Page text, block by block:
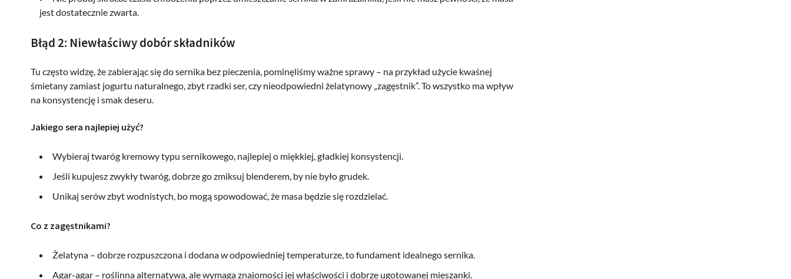
jest dostatecznie zwarta.
Błąd 2: Niewłaściwy dobór składników
Tu często widzę, że zabierając się do sernika bez pieczenia, pominęliśmy ważne sprawy – na przykład użycie kwaśnej
śmietany zamiast jogurtu naturalnego, zbyt rzadki ser, czy nieodpowiedni żelatynowy „zagęstnik”. To wszystko ma wpływ
na konsystencję i smak deseru.
Jakiego sera najlepiej użyć?
Wybieraj twaróg kremowy typu sernikowego, najlepiej o miękkiej, gładkiej konsystencji.
Jeśli kupujesz zwykły twaróg, dobrze go zmiksuj blenderem, by nie było grudek.
Unikaj serów zbyt wodnistych, bo mogą spowodować, że masa będzie się rozdzielać.
Co z zagęstnikami?
Żelatyna – dobrze rozpuszczona i dodana w odpowiedniej temperaturze, to fundament idealnego sernika.
Agar-agar – roślinna alternatywa, ale wymaga znajomości jej właściwości i dobrze ugotowanej mieszanki.